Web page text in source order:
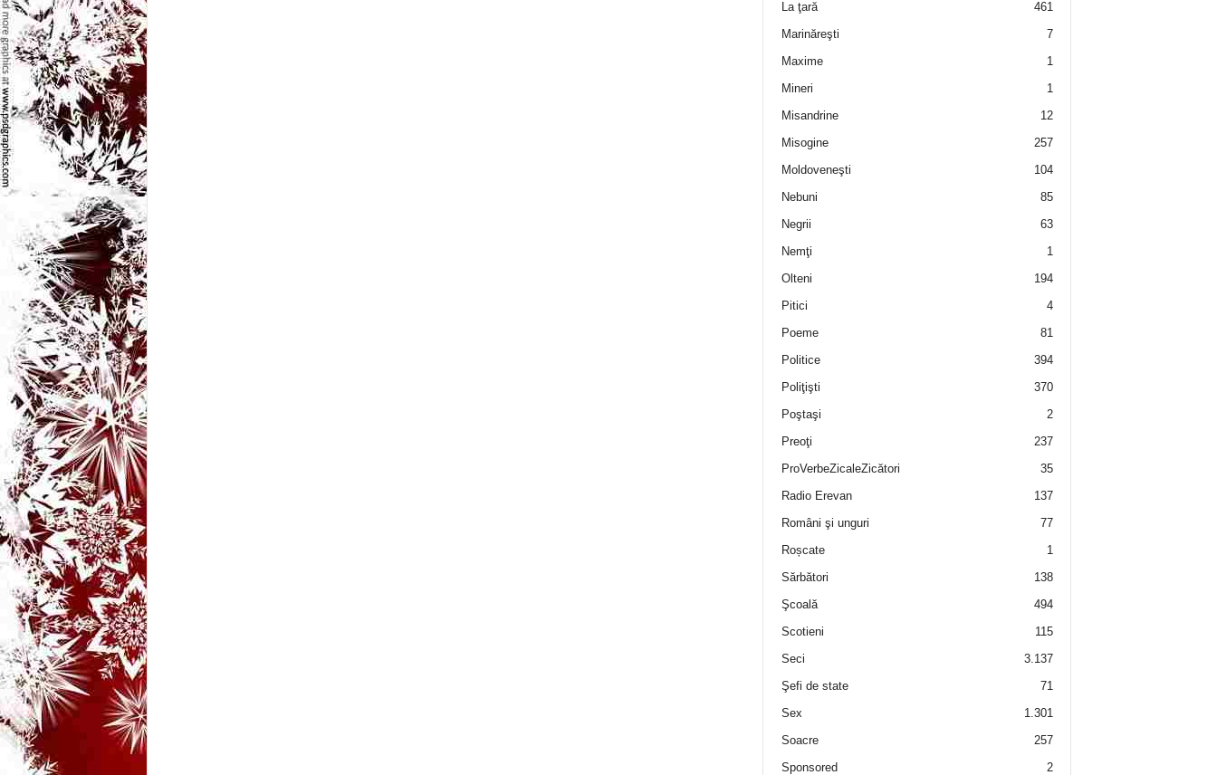
La ţară
461
Marinăreşti
7
Maxime
1
Mineri
1
Misandrine
12
Misogine
257
Moldoveneşti
104
Nebuni
85
Negrii
63
Nemţi
1
Olteni
194
Pitici
4
Poeme
81
Politice
394
Poliţişti
370
Poştaşi
2
Preoţi
237
ProVerbeZicaleZicători
35
Radio Erevan
137
Români şi unguri
77
Roșcate
1
Sărbători
138
Şcoală
494
Scotieni
115
Seci
3.137
Şefi de state
71
Sex
1.301
Soacre
257
Sponsored
2